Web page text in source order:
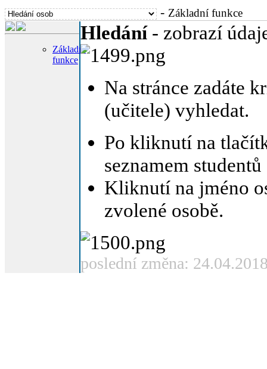
- Základní funkce
Základní
funkce
Hledání- zobrazí
Na stránce zadáte
(učitele) vyhledat.
Po kliknutí na
seznamem
Kliknutí na jméno
zvolené osobě.
poslední změna: